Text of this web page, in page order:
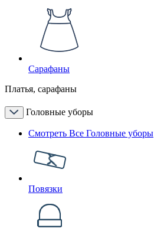
Сарафаны
Платья, сарафаны
Головные уборы
Смотреть Все Головные уборы
Повязки